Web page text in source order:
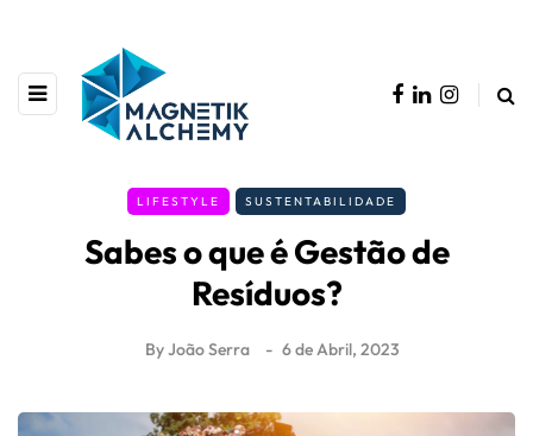
LIFESTYLE SUSTENTABILIDADE
Sabes o que é Gestão de
Resíduos?
ByJoão Serra 6 de Abril, 2023